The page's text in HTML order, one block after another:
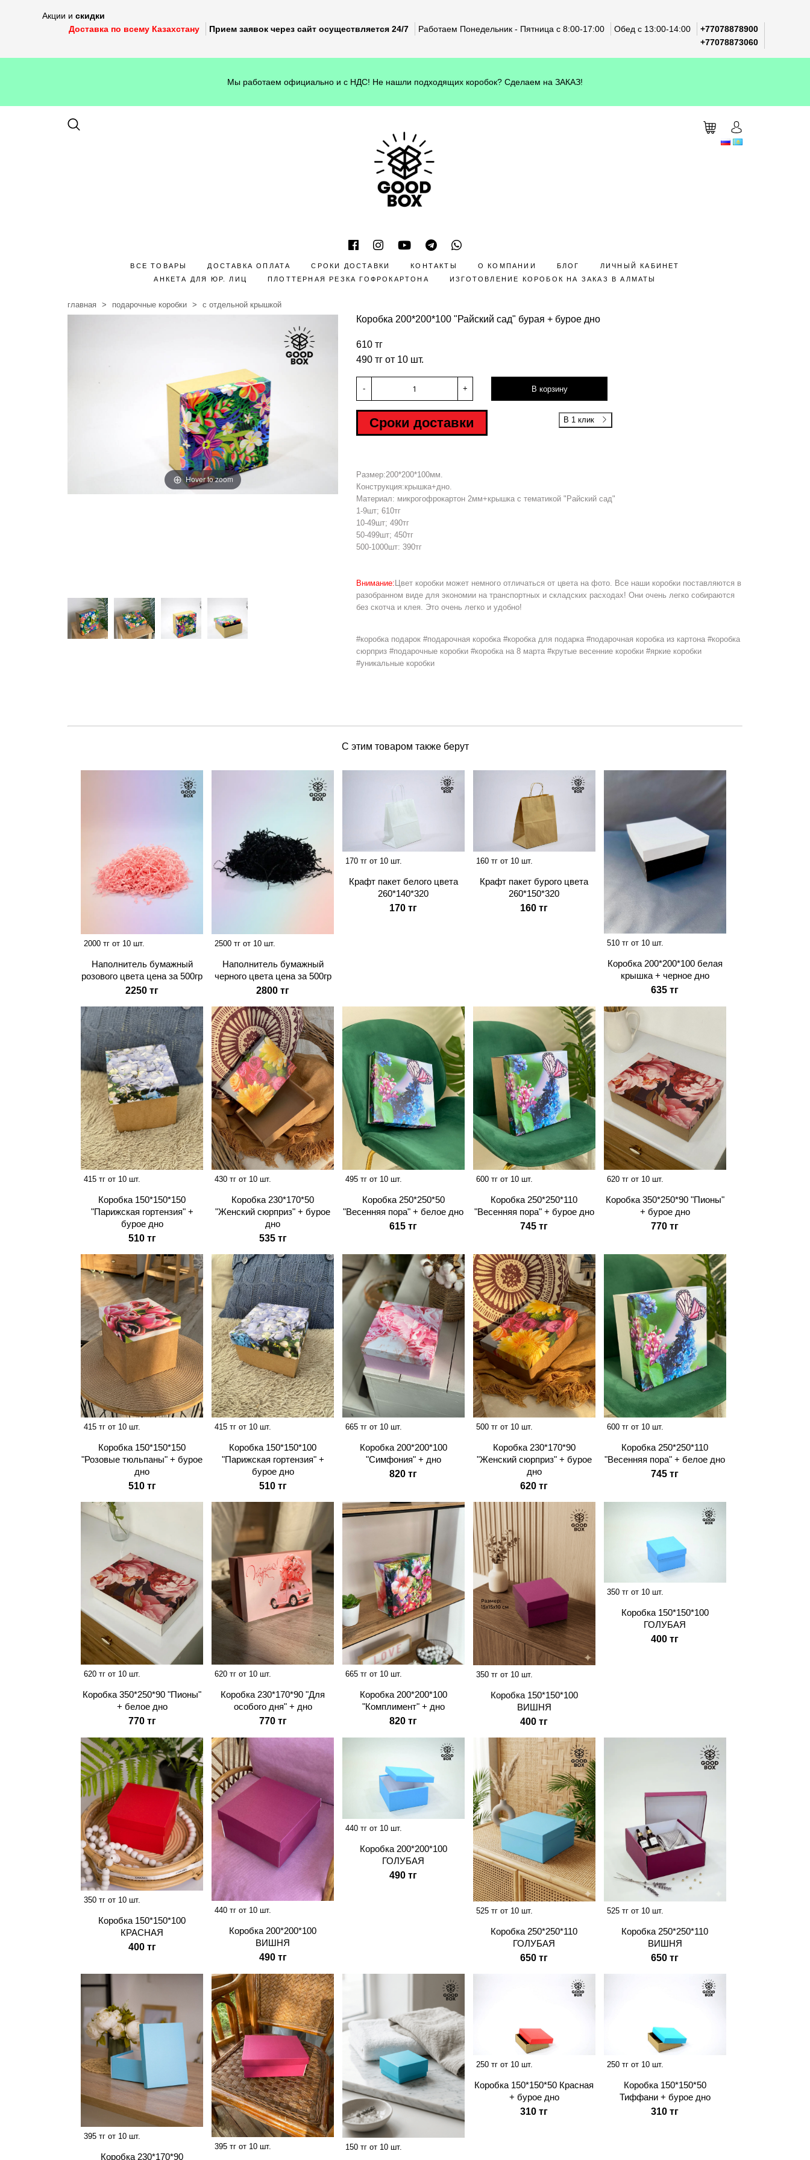
Акции и скидки
Доставка по всему Казахстану
Прием заявок через сайт осуществляется 24/7 Работаем Понедельник - Пятница с 8:00-17:00 Обед с 13:00-14:00
+77078878900
+77078873060
Мы работаем официально и с НДС! Не нашли подходящих коробок? Сделаем на ЗАКАЗ!
ВСЕ ТОВАРЫ ДОСТАВКА ОПЛАТА СРОКИ ДОСТАВКИ КОНТАКТЫ О КОМПАНИИ БЛОГ
ЛИЧНЫЙ КАБИНЕТ
АНКЕТА ДЛЯ ЮР. ЛИЦ
ПЛОТТЕРНАЯ РЕЗКА ГОФРОКАРТОНА ИЗГОТОВЛЕНИЕ КОРОБОК НА ЗАКАЗ В АЛМАТЫ
главная подарочные коробки с отдельной крышкой
Hover to zoom
Коробка 200*200*100 "Райский сад" бурая + бурое дно
610 тг
490 тг от 10 шт.
- + В корзину
Сроки доставки В 1 клик
Размер:200*200*100мм.
Конструкция:крышка+дно.
Материал: микрогофрокартон 2мм+крышка с тематикой "Райский сад"
1-9шт; 610тг
10-49шт; 490тг
50-499шт; 450тг
500-1000шт: 390тг
Внимание: Цвет коробки может немного отличаться от цвета на фото. Все наши коробки поставляются в
разобранном виде для экономии на транспортных и складских расходах! Они очень легко собираются
без скотча и клея. Это очень легко и удобно!
#коробка подарок #подарочная коробка #коробка для подарка #подарочная коробка из картона #коробка
сюрприз #подарочные коробки #коробка на 8 марта #крутые весенние коробки #яркие коробки
#уникальные коробки
С этим товаром также берут
2000 тг от 10 шт.
Наполнитель бумажный
розового цвета цена за 500гр
2250 тг
2500 тг от 10 шт.
Наполнитель бумажный
черного цвета цена за 500гр
2800 тг
170 тг от 10 шт.
Крафт пакет белого цвета
260*140*320
170 тг
160 тг от 10 шт.
Крафт пакет бурого цвета
260*150*320
160 тг
510 тг от 10 шт.
Коробка 200*200*100 белая
крышка + черное дно
635 тг
415 тг от 10 шт.
Коробка 150*150*150
"Парижская гортензия" +
бурое дно
510 тг
430 тг от 10 шт.
Коробка 230*170*50
"Женский сюрприз" + бурое
дно
535 тг
495 тг от 10 шт.
Коробка 250*250*50
"Весенняя пора" + белое дно
615 тг
600 тг от 10 шт.
Коробка 250*250*110
"Весенняя пора" + бурое дно
745 тг
620 тг от 10 шт.
Коробка 350*250*90 "Пионы"
+ бурое дно
770 тг
415 тг от 10 шт.
Коробка 150*150*150
"Розовые тюльпаны" + бурое
дно
510 тг
415 тг от 10 шт.
Коробка 150*150*100
"Парижская гортензия" +
бурое дно
510 тг
665 тг от 10 шт.
Коробка 200*200*100
"Симфония" + дно
820 тг
500 тг от 10 шт.
Коробка 230*170*90
"Женский сюрприз" + бурое
дно
620 тг
600 тг от 10 шт.
Коробка 250*250*110
"Весенняя пора" + белое дно
745 тг
620 тг от 10 шт.
Коробка 350*250*90 "Пионы"
+ белое дно
770 тг
620 тг от 10 шт.
Коробка 230*170*90 "Для
особого дня" + дно
770 тг
665 тг от 10 шт.
Коробка 200*200*100
"Комплимент" + дно
820 тг
350 тг от 10 шт.
Коробка 150*150*100
ВИШНЯ
400 тг
350 тг от 10 шт.
Коробка 150*150*100
ГОЛУБАЯ
400 тг
350 тг от 10 шт.
Коробка 150*150*100
КРАСНАЯ
400 тг
440 тг от 10 шт.
Коробка 200*200*100
ВИШНЯ
490 тг
440 тг от 10 шт.
Коробка 200*200*100
ГОЛУБАЯ
490 тг
525 тг от 10 шт.
Коробка 250*250*110
ГОЛУБАЯ
650 тг
525 тг от 10 шт.
Коробка 250*250*110
ВИШНЯ
650 тг
395 тг от 10 шт.
Коробка 230*170*90
395 тг от 10 шт. 150 тг от 10 шт.
250 тг от 10 шт.
Коробка 150*150*50 Красная
+ бурое дно
310 тг
250 тг от 10 шт.
Коробка 150*150*50
Тиффани + бурое дно
310 тг